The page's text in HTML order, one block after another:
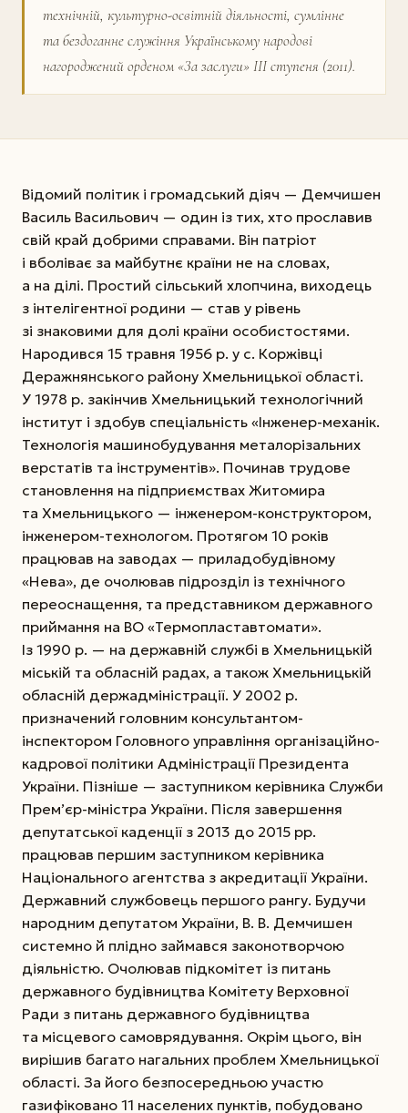
технічній, культурно-освітній діяльності, сумлінне
та бездоганне служіння Українському народові
нагороджений орденом «За заслуги» ІІІ ступеня (2011).
Відомий політик і громадський діяч — Демчишен
Василь Васильович — один із тих, хто прославив
свій край добрими справами. Він патріот
і вболіває за майбутнє країни не на словах,
а на ділі. Простий сільський хлопчина, виходець
з інтелігентної родини — став у рівень
зі знаковими для долі країни особистостями.
Народився 15 травня 1956 р. у с. Коржівці
Деражнянського району Хмельницької області.
У 1978 р. закінчив Хмельницький технологічний
інститут і здобув спеціальність «Інженер-механік.
Технологія машинобудування металорізальних
верстатів та інструментів». Починав трудове
становлення на підприємствах Житомира
та Хмельницького — інженером-конструктором,
інженером-технологом. Протягом 10 років
працював на заводах — приладобудівному
«Нева», де очолював підрозділ із технічного
переоснащення, та представником державного
приймання на ВО «Термопластавтомати».
Із 1990 р. — на державній службі в Хмельницькій
міській та обласній радах, а також Хмельницькій
обласній держадміністрації. У 2002 р.
призначений головним консультантом-
інспектором Головного управління організаційно-
кадрової політики Адміністрації Президента
України. Пізніше — заступником керівника Служби
Прем’єр-міністра України. Після завершення
депутатської каденції з 2013 до 2015 рр.
працював першим заступником керівника
Національного агентства з акредитації України.
Державний службовець першого рангу. Будучи
народним депутатом України, В. В. Демчишен
системно й плідно займався законотворчою
діяльністю. Очолював підкомітет із питань
державного будівництва Комітету Верховної
Ради з питань державного будівництва
та місцевого самоврядування. Окрім цього, він
вирішив багато нагальних проблем Хмельницької
області. За його безпосередньою участю
газифіковано 11 населених пунктів, побудовано